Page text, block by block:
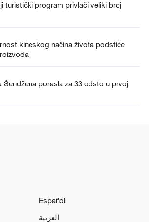
turistički program privlači veliki broj
kineskog načina života podstiče
Šendžena porasla za 33 odsto u prvoj
Español
العربية